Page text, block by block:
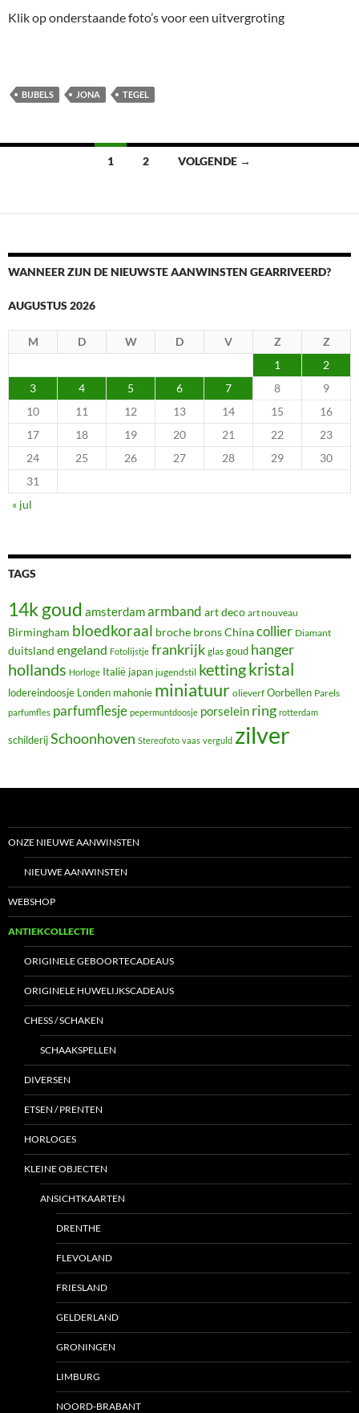
Klik op onderstaande foto’s voor een uitvergroting
BIJBELS JONA TEGEL
Berichtennavigatie
1 2 VOLGENDE →
WANNEER ZIJN DE NIEUWSTE AANWINSTEN GEARRIVEERD?
AUGUSTUS 2026
M D W D V Z
Z
1
2
3
4 5 6 7 8
9
10
11 12 13 14 15
16
17
18 19 20 21 22
23
24
25 26 27 28 29
30
31
« jul
TAGS
14k goud amsterdamarmband art deco art nouveau
Birmingham bloedkoraal broche bronsChinacollier Diamant
duitsland engeland Fotolijstje frankrijk glas goud hanger
hollands Horloge Italië japan jugendstil kettingkristal
lodereindoosje Londen mahonie miniatuur olieverf Oorbellen Parels
parfumfles parfumflesje pepermuntdoosje porselein ring rotterdam
schilderijSchoonhoven Stereofoto vaas verguld zilver
ONZE NIEUWE AANWINSTEN
NIEUWE AANWINSTEN
WEBSHOP
ANTIEKCOLLECTIE
ORIGINELE GEBOORTECADEAUS
ORIGINELE HUWELIJKSCADEAUS
CHESS / SCHAKEN
SCHAAKSPELLEN
DIVERSEN
ETSEN / PRENTEN
HORLOGES
KLEINE OBJECTEN
ANSICHTKAARTEN
DRENTHE
FLEVOLAND
FRIESLAND
GELDERLAND
GRONINGEN
LIMBURG
NOORD-BRABANT